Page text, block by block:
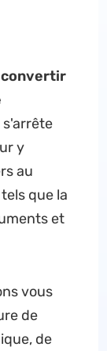
y
au
que la
et
vous
de
de